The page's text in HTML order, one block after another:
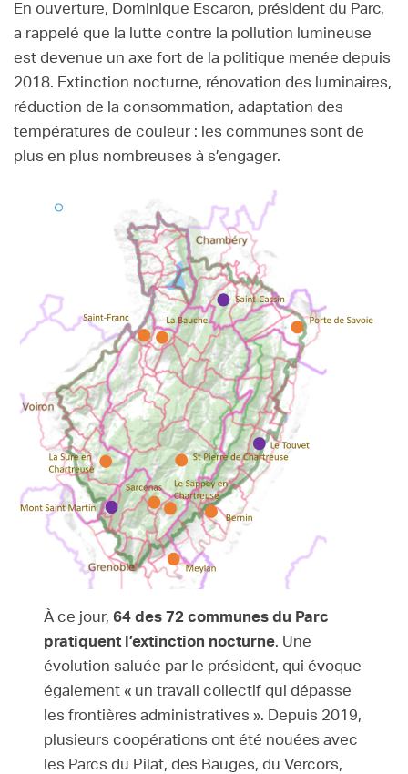
En ouverture, Dominique Escaron, président du Parc,
a rappelé que la lutte contre la pollution lumineuse
est devenue un axe fort de la politique menée depuis
2018. Extinction nocturne, rénovation des luminaires,
réduction de la consommation, adaptation des
températures de couleur : les communes sont de
plus en plus nombreuses à s’engager.
À ce jour,64 des 72 communes du Parc
pratiquent l’extinction nocturne. Une
évolution saluée par le président, qui évoque
également « un travail collectif qui dépasse
les frontières administratives ». Depuis 2019,
plusieurs coopérations ont été nouées avec
les Parcs du Pilat, des Bauges, du Vercors,